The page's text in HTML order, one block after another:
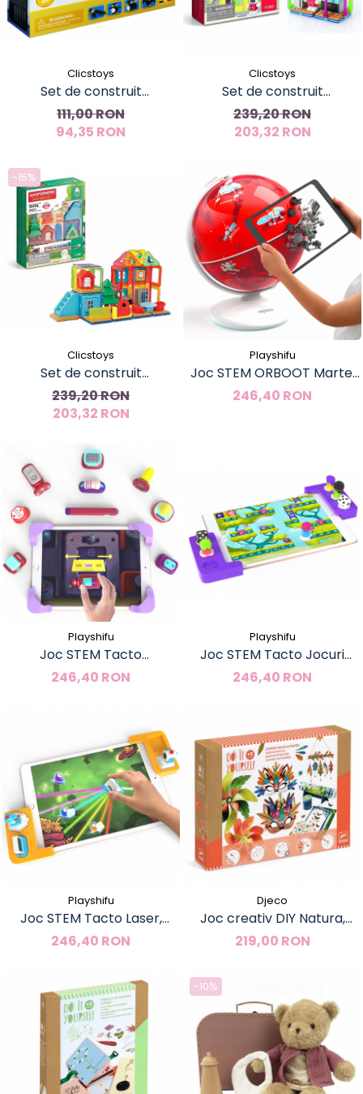
Clicstoys
Set de construit
Clicformers- Mini Animal
Set 30 piese
111,00 RON
94,35 RON
Clicstoys
Set de construit
Magformers- Bucatarie, 33
piese
239,20 RON
203,32 RON
-15%
Clicstoys
Set de construit
Magformers- Casa Milo, 33
piese
239,20 RON
203,32 RON
Playshifu
Joc STEM ORBOOT Marte,
Playshifu
246,40 RON
Playshifu
Joc STEM Tacto
Electronics, PlayShifu
246,40 RON
Playshifu
Joc STEM Tacto Jocuri
clasice, PlayShifu
246,40 RON
Playshifu
Joc STEM Tacto Laser,
PlayShifu
246,40 RON
Djeco
Joc creativ DIY Natura,
Djeco
219,00 RON
-10%